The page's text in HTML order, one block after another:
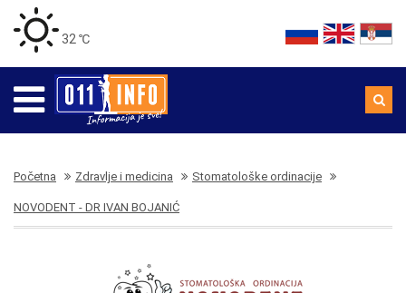
32 ℃
Početna Zdravlje i medicina Stomatološke ordinacije
NOVODENT - DR IVAN BOJANIĆ